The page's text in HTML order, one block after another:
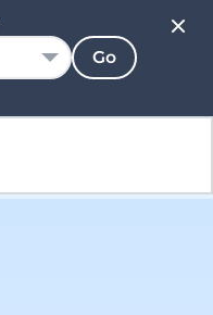
Go